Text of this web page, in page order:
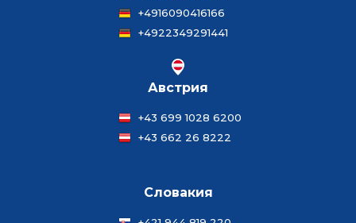
+4916090416166
+4922349291441
Австрия
+43 699 1028 6200
+43 662 26 8222
Словакия